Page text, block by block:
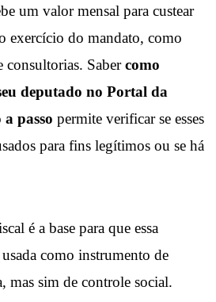
um valor mensal para custear
exercício do mandato, como
consultorias. Sabercomo
deputado no Portal da
passo permite verificar se esses
para fins legítimos ou se há
é a base para que essa
como instrumento de
mas sim de controle social.